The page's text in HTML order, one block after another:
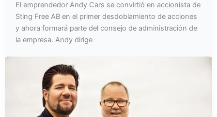
El emprendedor Andy Cars se convirtió en accionista de
Sting Free AB en el primer desdoblamiento de acciones
y ahora formará parte del consejo de administración de
la empresa. Andy dirige